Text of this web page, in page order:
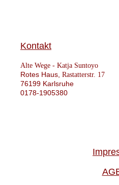
Kontakt
Alte Wege - Katja Suntoyo
Rotes Haus, Rastatterstr. 17
76199 Karlsruhe
0178-1905380